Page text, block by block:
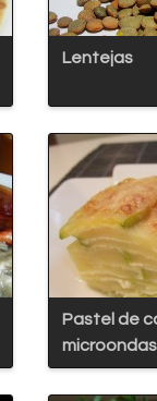
Lentejas
Pastel de
microondas